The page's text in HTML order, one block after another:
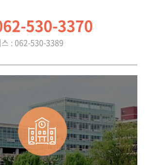
530-3370
스 : 062-530-3389